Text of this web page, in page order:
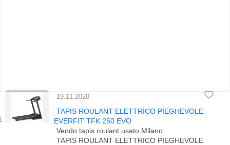
19.11.2020
TAPIS ROULANT ELETTRICO PIEGHEVOLE
EVERFIT TFK 250 EVO
Vendo tapis roulant usato Milano
TAPIS ROULANT ELETTRICO PIEGHEVOLE